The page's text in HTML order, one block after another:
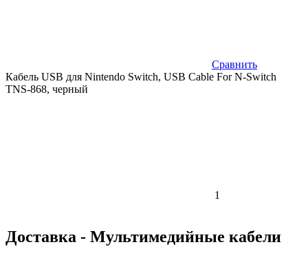
Сравнить
Кабель USB для Nintendo Switch, USB Cable For N-Switch
TNS-868, черный
1
Доставка - Мультимедийные кабели